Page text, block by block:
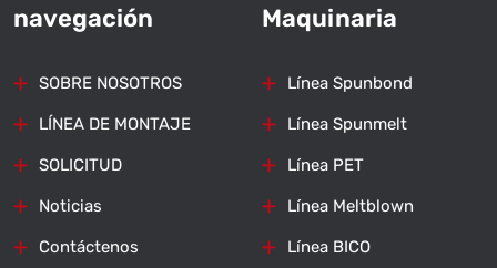
navegación
SOBRE NOSOTROS
LÍNEA DE MONTAJE
SOLICITUD
Noticias
Contáctenos
Maquinaria
Línea Spunbond
Línea Spunmelt
Línea PET
Línea Meltblown
Línea BICO